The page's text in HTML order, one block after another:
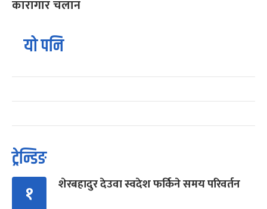
कारागार चलान
यो पनि
ट्रेन्डिङ
१ शेरबहादुर देउवा स्वदेश फर्किने समय परिवर्तन